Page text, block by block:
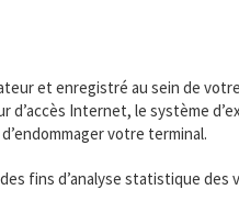
et enregistré au sein de
Internet, le système
votre terminal.
fins d’analyse statistique des